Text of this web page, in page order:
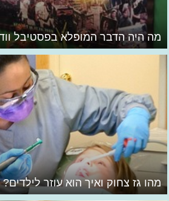
מה היה הדבר המופלא בפסטיבל
מהו גז צחוק ואיך הוא עוזר לילדים?